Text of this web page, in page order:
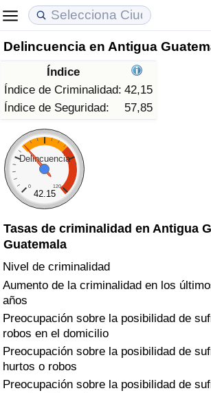
Delincuencia en Antigua
Índice
Índice de Criminalidad: 42,15
Índice de Seguridad:
57,85
Delincuencia
0 120
42.15
Tasas de criminalidad en Antigua
Guatemala
Nivel de criminalidad
Aumento de la criminalidad en los
años
Preocupación sobre la posibilidad de
robos en el domicilio
Preocupación sobre la posibilidad de
hurtos o robos
Preocupación sobre la posibilidad de
Coste de vida
Índice de Costo de Vida (Actual)
Índice de Costo de Vida
Índice de costo de vida por país
en aqaba
Precios de las propiedades
Índice de Precios de Inmuebles
Índice de Precios de Inmuebles
Índice de Precios de Inmuebles por
Calidad de Vida
Índice de Calidad de Vida
Índice de Calidad de Vida (Actual)
Índice de calidad de vida por país
Delincuencia
Calificación del Índice de Criminalidad
(Actual)
Índice de Criminalidad
Índice de criminalidad por país
Sanidad
Índice de Sanidad (Actual)